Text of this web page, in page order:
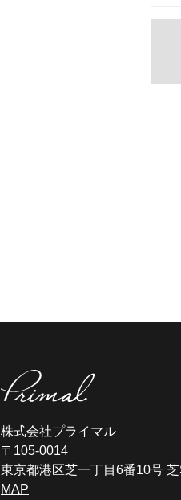
株式会社プライマル
〒105-0014
東京都港区芝一丁目6番10号
MAP